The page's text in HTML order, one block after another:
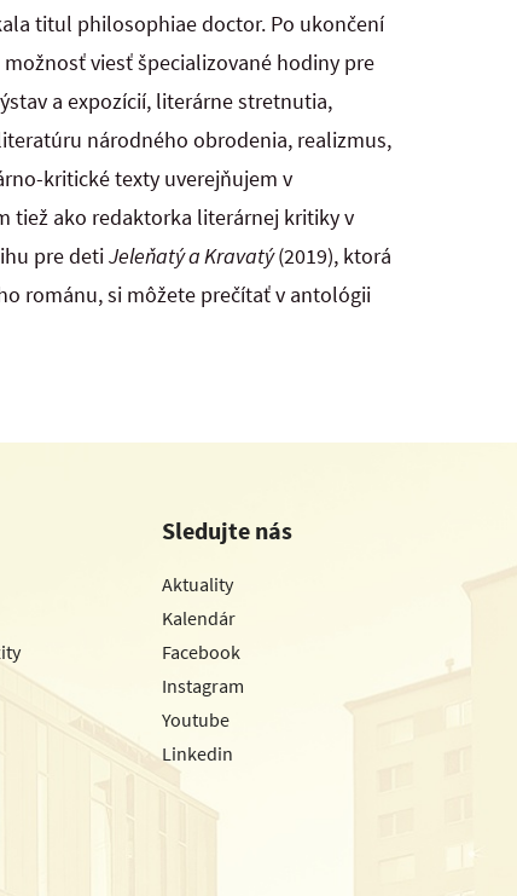
titul philosophiae doctor. Po ukončení
viesť špecializované hodiny pre
a expozícií, literárne stretnutia,
národného obrodenia, realizmus,
kritické texty uverejňujem v
tiež ako redaktorka literárnej kritiky v
pre detiJeleňatý a Kravatý(2019), ktorá
románu, si môžete prečítať v antológii
Sledujte nás
Aktuality
Kalendár
Facebook
Instagram
Youtube
Linkedin